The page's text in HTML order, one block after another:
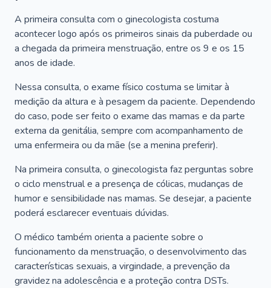
A primeira consulta com o ginecologista costuma
acontecer logo após os primeiros sinais da puberdade ou
a chegada da primeira menstruação, entre os 9 e os 15
anos de idade.
Nessa consulta, o exame físico costuma se limitar à
medição da altura e à pesagem da paciente. Dependendo
do caso, pode ser feito o exame das mamas e da parte
externa da genitália, sempre com acompanhamento de
uma enfermeira ou da mãe (se a menina preferir).
Na primeira consulta, o ginecologista faz perguntas sobre
o ciclo menstrual e a presença de cólicas, mudanças de
humor e sensibilidade nas mamas. Se desejar, a paciente
poderá esclarecer eventuais dúvidas.
O médico também orienta a paciente sobre o
funcionamento da menstruação, o desenvolvimento das
características sexuais, a virgindade, a prevenção da
gravidez na adolescência e a proteção contra DSTs.